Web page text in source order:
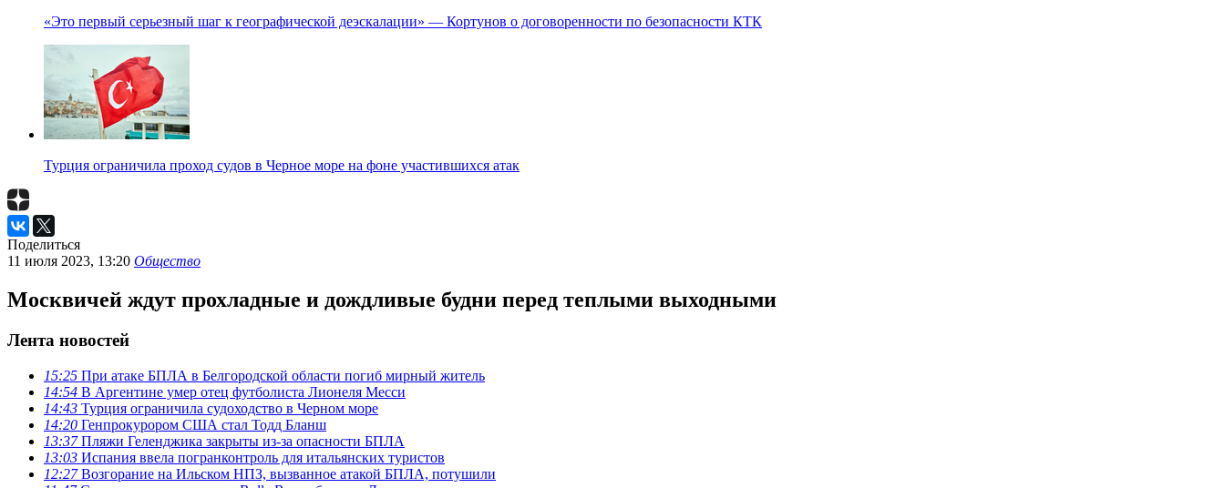
«Это первый серьезный шаг к географической деэскалации» — Кортунов о договоренности по безопасности КТК
Турция ограничила проход судов в Черное море на фоне участившихся атак
Поделиться
11 июля 2023, 13:20 Общество
Москвичей ждут прохладные и дождливые будни перед теплыми выходными
Лента новостей
15:25 При атаке БПЛА в Белгородской области погиб мирный житель
14:54 В Аргентине умер отец футболиста Лионеля Месси
14:43 Турция ограничила судоходство в Черном море
14:20 Генпрокурором США стал Тодд Бланш
13:37Пляжи Геленджика закрыты из-за опасности БПЛА
13:03 Испания ввела погранконтроль для итальянских туристов
12:27Возгорание на Ильском НПЗ, вызванное атакой БПЛА, потушили